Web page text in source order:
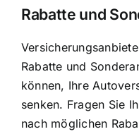
Rabatte und
Rabatte und
können, Ihre
senken. Fragen Sie
nach möglichen